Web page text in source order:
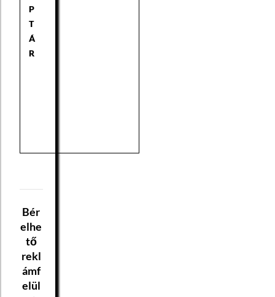
P
T
Á
R
Bér
elhe
tő
rekl
ámf
elül